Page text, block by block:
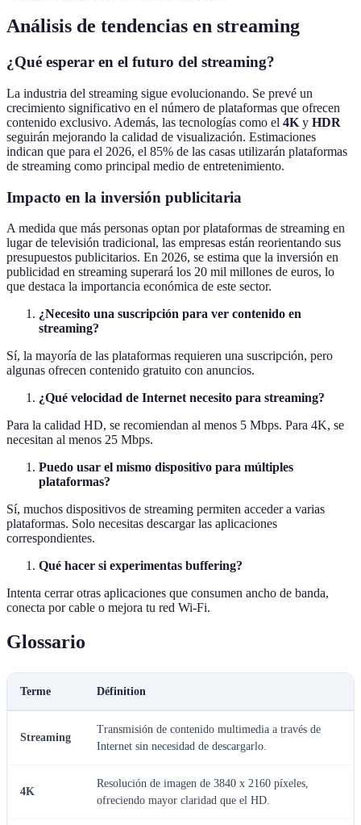
Análisis de tendencias en streaming
¿Qué esperar en el futuro del streaming?
La industria del streaming sigue evolucionando. Se prevé un
crecimiento significativo en el número de plataformas que ofrecen
contenido exclusivo. Además, las tecnologías como el 4K y HDR
seguirán mejorando la calidad de visualización. Estimaciones
indican que para el 2026, el 85% de las casas utilizarán plataformas
de streaming como principal medio de entretenimiento.
Impacto en la inversión publicitaria
A medida que más personas optan por plataformas de streaming en
lugar de televisión tradicional, las empresas están reorientando sus
presupuestos publicitarios. En 2026, se estima que la inversión en
publicidad en streaming superará los 20 mil millones de euros, lo
que destaca la importancia económica de este sector.
¿Necesito una suscripción para ver contenido en
streaming?
Sí, la mayoría de las plataformas requieren una suscripción, pero
algunas ofrecen contenido gratuito con anuncios.
¿Qué velocidad de Internet necesito para streaming?
Para la calidad HD, se recomiendan al menos 5 Mbps. Para 4K, se
necesitan al menos 25 Mbps.
Puedo usar el mismo dispositivo para múltiples
plataformas?
Sí, muchos dispositivos de streaming permiten acceder a varias
plataformas. Solo necesitas descargar las aplicaciones
correspondientes.
Qué hacer si experimentas buffering?
Intenta cerrar otras aplicaciones que consumen ancho de banda,
conecta por cable o mejora tu red Wi-Fi.
Glossario
Terme Définition
Streaming
Transmisión de contenido multimedia a través de
Internet sin necesidad de descargarlo.
4K
Resolución de imagen de 3840 x 2160 píxeles,
ofreciendo mayor claridad que el HD.